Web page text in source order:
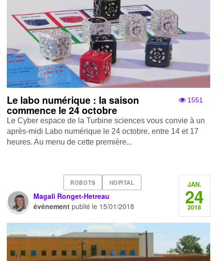
1551
Le labo numérique : la saison
commence le 24 octobre
Le Cyber espace de la Turbine sciences vous convie à un
après-midi Labo numérique le 24 octobre, entre 14 et 17
heures. Au menu de cette première...
ROBOTS HOPITAL
Magali Ronget-Hetreau
événement publié le 15/01/2018
JAN.
24
2018